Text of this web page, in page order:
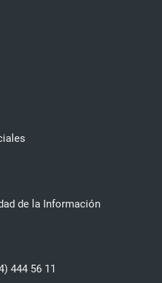
de la Información
444 56 11